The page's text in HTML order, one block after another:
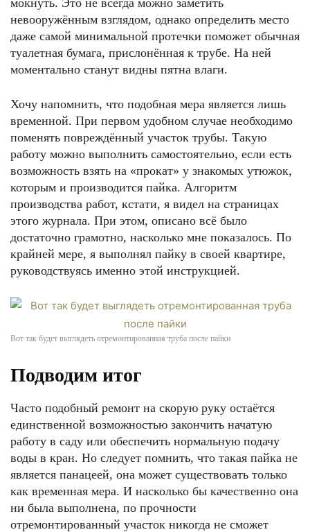
мокнуть. Это не всегда можно заметить
невооружённым взглядом, однако определить место
даже самой минимальной протечки поможет обычная
туалетная бумага, прислонённая к трубе. На ней
моментально станут видны пятна влаги.
Хочу напомнить, что подобная мера является лишь
временной. При первом удобном случае необходимо
поменять повреждённый участок трубы. Такую
работу можно выполнить самостоятельно, если есть
возможность взять на «прокат» у знакомых утюжок,
которым и производится пайка. Алгоритм
производства работ, кстати, я видел на страницах
этого журнала. При этом, описано всё было
достаточно грамотно, насколько мне показалось. По
крайней мере, я выполнял пайку в своей квартире,
руководствуясь именно этой инструкцией.
Вот так будет выглядеть отремонтированная труба после пайки
Подводим итог
Часто подобный ремонт на скорую руку остаётся
единственной возможностью закончить начатую
работу в саду или обеспечить нормальную подачу
воды в кран. Но следует помнить, что такая пайка не
является панацеей, она может существовать только
как временная мера. И насколько бы качественно она
ни была выполнена, по прочности
отремонтированный участок никогда не сможет